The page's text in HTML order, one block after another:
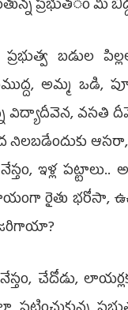
ప్రభుత​ం మీ
బడుల
అమ్మ ఒడి,
విద్యాదీవెన, వసతి
ఇళ్ల
సాయంగా రైతు
జరిగాయా?
చేదోడు,